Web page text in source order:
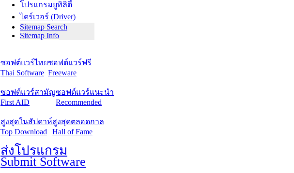
โปรแกรมยูทิลิตี้
ไดร์เวอร์ (Driver)
Sitemap Search
Sitemap Info
ซอฟต์แวร์ไทย
Thai Software
ซอฟต์แวร์ฟรี
Freeware
ซอฟต์แวร์สามัญ
First AID
ซอฟต์แวร์แนะนำ
Recommended
สูงสุดในสัปดาห์
Top Download
สูงสุดตลอดกาล
Hall of Fame
ส่งโปรแกรม
Submit Software